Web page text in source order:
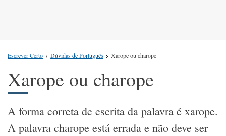
Escrever Certo Dúvidas de Português Xarope ou charope
Xarope ou charope
A forma correta de escrita da palavra é xarope.
A palavra charope está errada e não deve ser